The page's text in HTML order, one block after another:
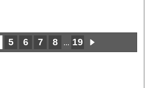
5 6 7 8 ... 19